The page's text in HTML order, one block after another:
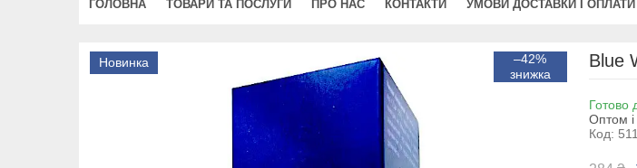
ГОЛОВНА ТОВАРИ ТА ПОСЛУГИ ПРО НАС КОНТАКТИ УМОВИ ДОСТАВКИ І ОПЛАТИ
Новинка –42% Blue
Готово
Оптом і
Код: